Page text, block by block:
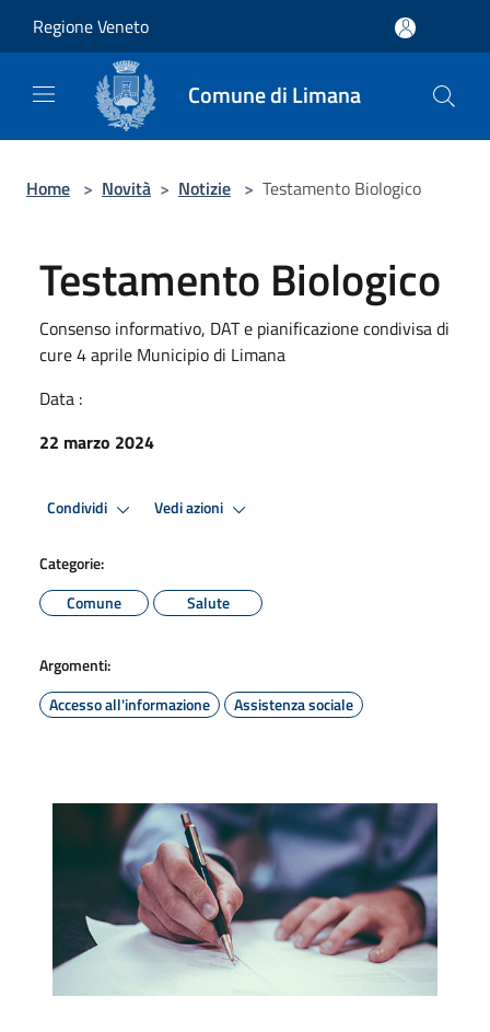
Regione Veneto
Comune di Limana
Home > Novità > Notizie > Testamento Biologico
Testamento Biologico
Consenso informativo, DAT e pianificazione condivisa di
cure 4 aprile Municipio di Limana
Data :
22 marzo 2024
Condividi Vedi azioni
Categorie:
Comune
Salute
Argomenti:
Accesso all'informazione
Assistenza sociale